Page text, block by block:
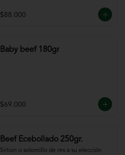
$88.000
Baby beef 180gr
$69.000
Beef Ecebollado 250gr.
Sirloin o solomillo de res a su elección